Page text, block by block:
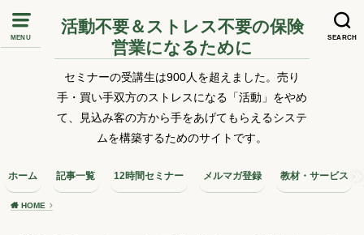
MENU SEARCH
活動不要＆ストレス不要の保険
営業になるために
セミナーの受講生は900人を超えました。売り
手・買い手双方のストレスになる「活動」をやめ
て、見込み客の方から手をあげてもらえるシステ
ムを構築するためのサイトです。
ホーム 記事一覧 12時間セミナー メルマガ登録 教材・サービス
HOME